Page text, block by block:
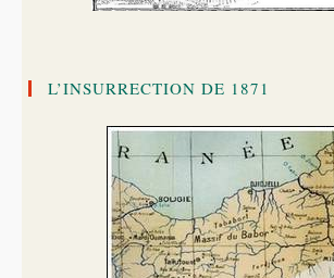
L’INSURRECTION DE 1871